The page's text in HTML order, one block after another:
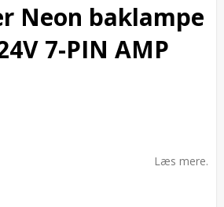
Neon baklampe
7-PIN AMP
Læs mere.